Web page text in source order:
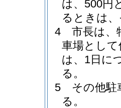
は、500円
るときは
4
市長は、
車場とし
は、1日に
る。
5
その他駐
る。